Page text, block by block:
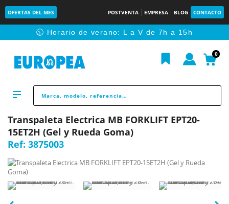
OFERTAS DEL MES POSTVENTA EMPRESA BLOG CONTACTO
🕥 Horario de verano: L a V de 7h a 15h
0
Transpaleta Electrica MB FORKLIFT EPT20-
15ET2H (Gel y Rueda Goma)
Ref: 3875003